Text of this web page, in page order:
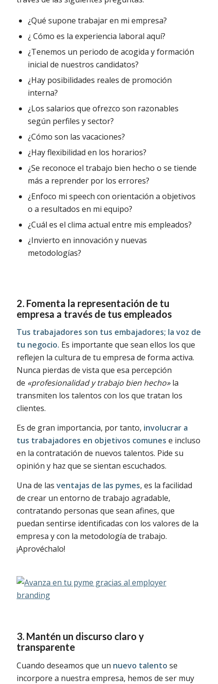
¿Qué supone trabajar en mi empresa?
¿ Cómo es la experiencia laboral aquí?
¿Tenemos un periodo de acogida y formación
inicial de nuestros candidatos?
¿Hay posibilidades reales de promoción
interna?
¿Los salarios que ofrezco son razonables
según perfiles y sector?
¿Cómo son las vacaciones?
¿Hay flexibilidad en los horarios?
¿Se reconoce el trabajo bien hecho o se tiende
más a reprender por los errores?
¿Enfoco mi speech con orientación a objetivos
o a resultados en mi equipo?
¿Cuál es el clima actual entre mis empleados?
¿Invierto en innovación y nuevas
metodologías?
2. Fomenta la representación de tu
empresa a través de tus empleados
Tus trabajadores son tus embajadores; la voz de
tu negocio. Es importante que sean ellos los que
reflejen la cultura de tu empresa de forma activa.
Nunca pierdas de vista que esa percepción
de «profesionalidad y trabajo bien hecho»la
transmiten los talentos con los que tratan los
clientes.
Es de gran importancia, por tanto, involucrar a
tus trabajadores en objetivos comunes e incluso
en la contratación de nuevos talentos. Pide su
opinión y haz que se sientan escuchados.
Una de las ventajas de las pymes, es la facilidad
de crear un entorno de trabajo agradable,
contratando personas que sean afines, que
puedan sentirse identificadas con los valores de la
empresa y con la metodología de trabajo.
¡Aprovéchalo!
3. Mantén un discurso claro y
transparente
Cuando deseamos que un nuevo talento se
incorpore a nuestra empresa, hemos de ser muy